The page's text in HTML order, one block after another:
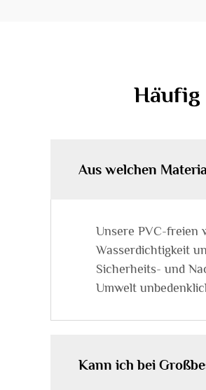
Häufig
Aus welchen
Unsere PVC-freien
Wasserdichtigkeit
Sicherheits- und
Umwelt
Kann ich bei